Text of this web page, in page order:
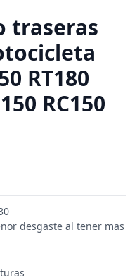
traseras
RT180
RC150
desgaste al tener mas